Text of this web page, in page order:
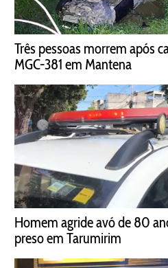
Três pessoas morrem após
MGC-381 em Mantena
Homem agride avó de 80
preso em Tarumirim